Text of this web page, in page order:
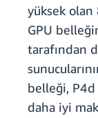
yüksek olan
GPU
tarafından
belleği, P4d
daha iyi